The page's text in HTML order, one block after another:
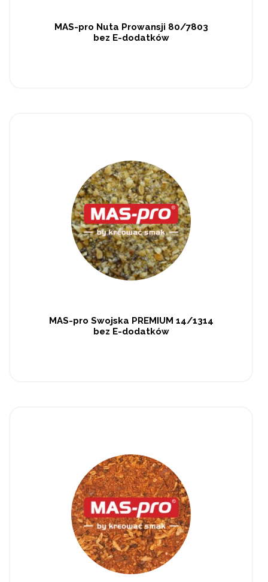
MAS-pro Nuta Prowansji 80/7803
bez E-dodatków
MAS-pro Swojska PREMIUM 14/1314
bez E-dodatków